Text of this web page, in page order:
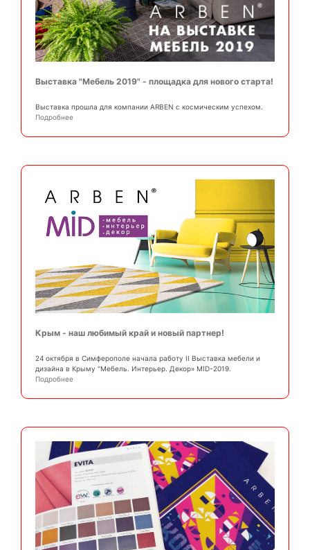
Выставка "Мебель 2019" - площадка для нового старта!
Выставка прошла для компании ARBEN с космическим успехом.
Подробнее
Крым - наш любимый край и новый партнер!
24 октября в Симферополе начала работу II Выставка мебели и
дизайна в Крыму "Мебель. Интерьер. Декор» MID-2019.
Подробнее